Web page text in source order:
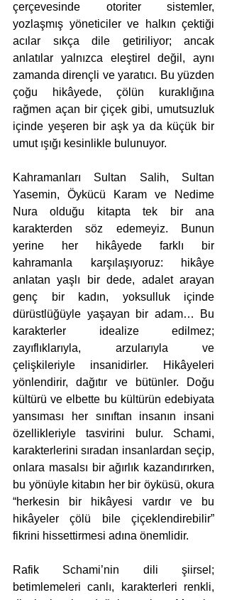
çerçevesinde otoriter sistemler,
yozlaşmış yöneticiler ve halkın çektiği
acılar sıkça dile getiriliyor; ancak
anlatılar yalnızca eleştirel değil, aynı
zamanda dirençli ve yaratıcı. Bu yüzden
çoğu hikâyede, çölün kuraklığına
rağmen açan bir çiçek gibi, umutsuzluk
içinde yeşeren bir aşk ya da küçük bir
umut ışığı kesinlikle bulunuyor.
Kahramanları Sultan Salih, Sultan
Yasemin, Öykücü Karam ve Nedime
Nura olduğu kitapta tek bir ana
karakterden söz edemeyiz. Bunun
yerine her hikâyede farklı bir
kahramanla karşılaşıyoruz: hikâye
anlatan yaşlı bir dede, adalet arayan
genç bir kadın, yoksulluk içinde
dürüstlüğüyle yaşayan bir adam… Bu
karakterler idealize edilmez;
zayıflıklarıyla, arzularıyla ve
çelişkileriyle insanidirler. Hikâyeleri
yönlendirir, dağıtır ve bütünler. Doğu
kültürü ve elbette bu kültürün edebiyata
yansıması her sınıftan insanın insani
özellikleriyle tasvirini bulur. Schami,
karakterlerini sıradan insanlardan seçip,
onlara masalsı bir ağırlık kazandırırken,
bu yönüyle kitabın her bir öyküsü, okura
“herkesin bir hikâyesi vardır ve bu
hikâyeler çölü bile çiçeklendirebilir”
fikrini hissettirmesi adına önemlidir.
Rafik Schami’nin dili şiirsel;
betimlemeleri canlı, karakterleri renkli,